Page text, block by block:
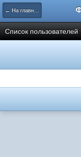
← На главную
Список пользователей